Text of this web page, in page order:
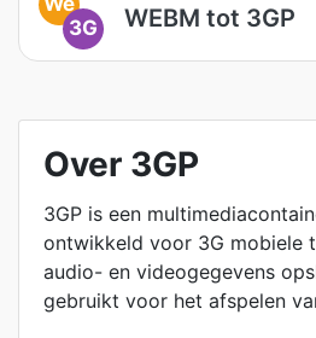
3G
WEBM tot 3GP
Over 3GP
3GP is een
ontwikkeld voor 3G mobiele
audio- en videogegevens
gebruikt voor het afspelen